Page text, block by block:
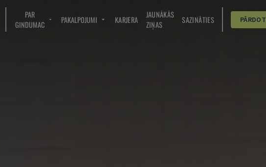
PAR
GINDUMAC
PAKALPOJUMI KARJERA
JAUNĀKĀS
ZIŅAS
SAZINĀTIES PĀRDOT